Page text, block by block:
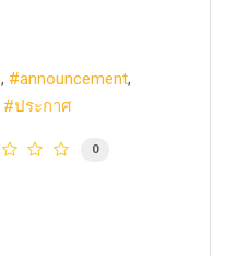
announcement
ประกาศ
0